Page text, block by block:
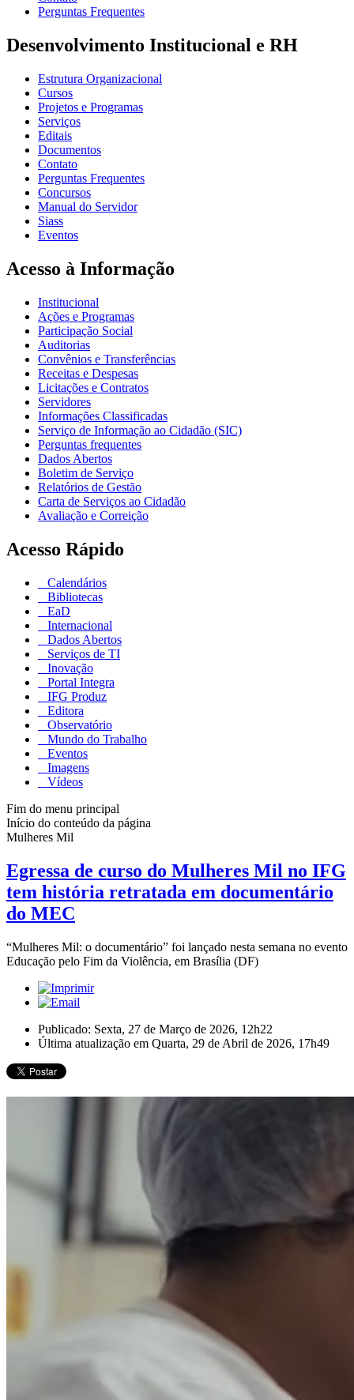
Perguntas Frequentes
Desenvolvimento Institucional e RH
Estrutura Organizacional
Cursos
Projetos e Programas
Serviços
Editais
Documentos
Contato
Perguntas Frequentes
Concursos
Manual do Servidor
Siass
Eventos
Acesso à Informação
Institucional
Ações e Programas
Participação Social
Auditorias
Convênios e Transferências
Receitas e Despesas
Licitações e Contratos
Servidores
Informações Classificadas
Serviço de Informação ao Cidadão (SIC)
Perguntas frequentes
Dados Abertos
Boletim de Serviço
Relatórios de Gestão
Carta de Serviços ao Cidadão
Avaliação e Correição
Acesso Rápido
Calendários
Bibliotecas
EaD
Internacional
Dados Abertos
Serviços de TI
Inovação
Portal Integra
IFG Produz
Editora
Observatório
Mundo do Trabalho
Eventos
Imagens
Vídeos
Fim do menu principal
Início do conteúdo da página
Mulheres Mil
Egressa de curso do Mulheres Mil no IFG
tem história retratada em documentário
do MEC
“Mulheres Mil: o documentário” foi lançado nesta semana no evento
Educação pelo Fim da Violência, em Brasília (DF)
Publicado: Sexta, 27 de Março de 2026, 12h22
Última atualização em Quarta, 29 de Abril de 2026, 17h49